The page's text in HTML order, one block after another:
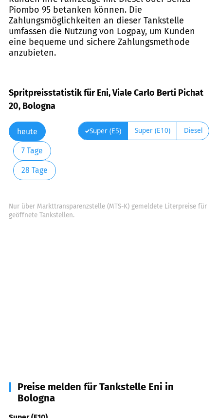
Piombo 95 betanken können. Die
Zahlungsmöglichkeiten an dieser Tankstelle
umfassen die Nutzung von Logpay, um Kunden
eine bequeme und sichere Zahlungsmethode
anzubieten.
Spritpreisstatistik für Eni, Viale Carlo Berti Pichat
20, Bologna
heute
7 Tage
28 Tage
Super (E5) Super (E10) Diesel
Nur über Markttransparenzstelle (MTS-K) gemeldete Literpreise für
geöffnete Tankstellen.
Preise melden für Tankstelle Eni in
Bologna